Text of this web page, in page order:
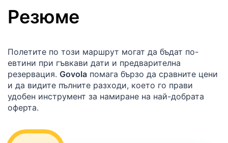
Резюме
Полетите по този маршрут могат да бъдат по-
евтини при гъвкави дати и предварителна
резервация. Govola помага бързо да сравните цени
и да видите пълните разходи, което го прави
удобен инструмент за намиране на най-добрата
оферта.